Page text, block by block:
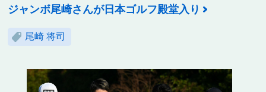
ジャンボ尾崎さんが日本ゴルフ殿堂入り
尾崎 将司